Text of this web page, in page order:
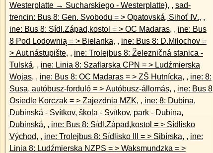
Westerplatte → Sucharskiego - Westerplatte), , sad-
trencin: Bus 8: Gen. Svobodu = > Opatovská, Sihoť IV., ,
ine: Bus 8: Sídl.Západ,kostol = > OC Madaras, , ine: Bus
8 Pod Lodownią = > Bielanka, , ine: Bus 8: D.Milochov =
> Aut.nástupište, , ine: Trolejbus 8: Železničná stanica -
Tulská, , ine: Linia 8: Szaflarska CPN = > Ludźmierska
Wojas, , ine: Bus 8: OC Madaras = > ZŠ Hutnícka, , ine: 8:
Susa, autóbusz-forduló = > Autóbusz-állomás, , ine: Bus 8
Osiedle Korczak = > Zajezdnia MZK, , ine: 8: Dubina,
Dubinská - Svítkov, škola - Svítkov, park - Dubina,
Dubinská, , ine: Bus 8: Sídl.Západ,kostol = > Sídlisko
Východ, , ine: Trolejbus 8: Sídlisko III = > Sibírska, , ine:
Linia 8: Ludźmierska NZPS = > Waksmundzka = >